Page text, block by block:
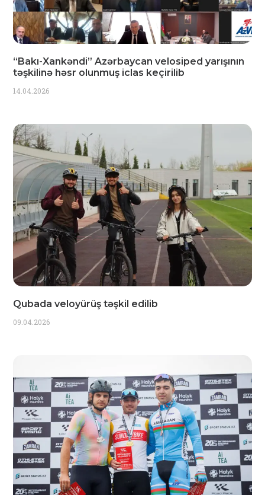
“Bakı-Xankəndi” Azərbaycan velosiped yarışının
təşkilinə həsr olunmuş iclas keçirilib
14.04.2026
Qubada veloyürüş təşkil edilib
09.04.2026